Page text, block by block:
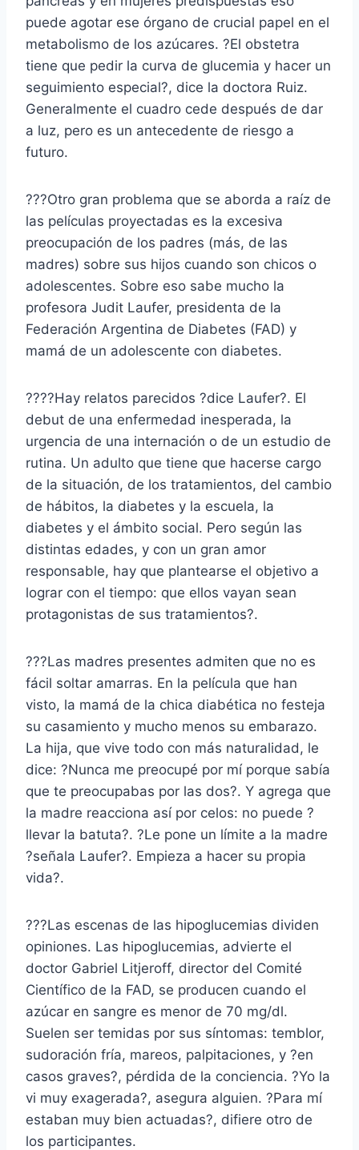
puede agotar ese órgano de crucial papel en el
metabolismo de los azúcares. ?El obstetra
tiene que pedir la curva de glucemia y hacer un
seguimiento especial?, dice la doctora Ruiz.
Generalmente el cuadro cede después de dar
a luz, pero es un antecedente de riesgo a
futuro.
???Otro gran problema que se aborda a raíz de
las películas proyectadas es la excesiva
preocupación de los padres (más, de las
madres) sobre sus hijos cuando son chicos o
adolescentes. Sobre eso sabe mucho la
profesora Judit Laufer, presidenta de la
Federación Argentina de Diabetes (FAD) y
mamá de un adolescente con diabetes.
????Hay relatos parecidos ?dice Laufer?. El
debut de una enfermedad inesperada, la
urgencia de una internación o de un estudio de
rutina. Un adulto que tiene que hacerse cargo
de la situación, de los tratamientos, del cambio
de hábitos, la diabetes y la escuela, la
diabetes y el ámbito social. Pero según las
distintas edades, y con un gran amor
responsable, hay que plantearse el objetivo a
lograr con el tiempo: que ellos vayan sean
protagonistas de sus tratamientos?.
???Las madres presentes admiten que no es
fácil soltar amarras. En la película que han
visto, la mamá de la chica diabética no festeja
su casamiento y mucho menos su embarazo.
La hija, que vive todo con más naturalidad, le
dice: ?Nunca me preocupé por mí porque sabía
que te preocupabas por las dos?. Y agrega que
la madre reacciona así por celos: no puede ?
llevar la batuta?. ?Le pone un límite a la madre
?señala Laufer?. Empieza a hacer su propia
vida?.
???Las escenas de las hipoglucemias dividen
opiniones. Las hipoglucemias, advierte el
doctor Gabriel Litjeroff, director del Comité
Científico de la FAD, se producen cuando el
azúcar en sangre es menor de 70 mg/dl.
Suelen ser temidas por sus síntomas: temblor,
sudoración fría, mareos, palpitaciones, y ?en
casos graves?, pérdida de la conciencia. ?Yo la
vi muy exagerada?, asegura alguien. ?Para mí
estaban muy bien actuadas?, difiere otro de
los participantes.